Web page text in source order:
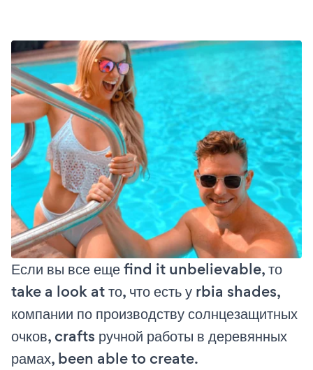
Если вы все еще find it unbelievable, то
take a look at то, что есть у rbia shades,
компании по производству солнцезащитных
очков, crafts ручной работы в деревянных
рамах, been able to create.